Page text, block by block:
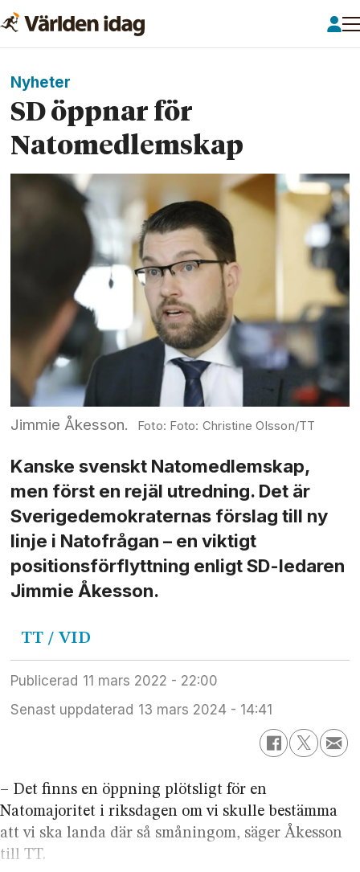
Nyheter
SD öppnar för
Natomedlemskap
Jimmie Åkesson. Foto: Christine Olsson/TT
Kanske svenskt Natomedlemskap,
men först en rejäl utredning. Det är
Sverigedemokraternas förslag till ny
linje i Natofrågan – en viktigt
positionsförflyttning enligt SD-ledaren
Jimmie Åkesson.
TT / VID
Publicerad
11 mars 2022 - 22:00
Senast uppdaterad
13 mars 2024 - 14:41
– Det finns en öppning plötsligt för en
Natomajoritet i riksdagen om vi skulle bestämma
att vi ska landa där så småningom, säger Åkesson
till TT.